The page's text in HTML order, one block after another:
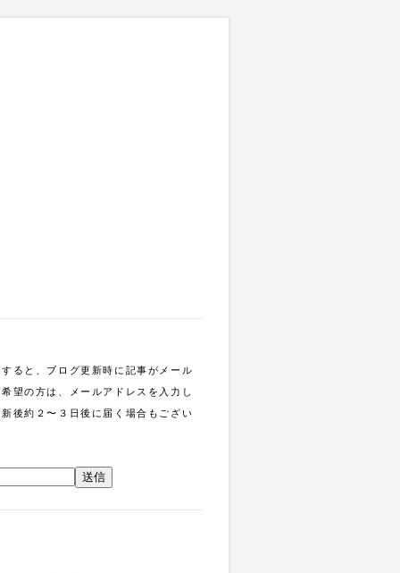
ると、ブログ更新時に記事がメール
望の方は、メールアドレスを入力し
後約２〜３日後に届く場合もござい